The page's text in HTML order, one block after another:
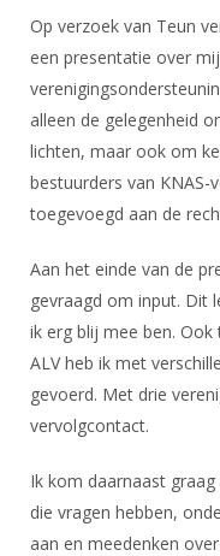
Evenement
Website
Gebruiksvoorwaarden
Handleiding
Sponsors en Partners
Organisatie
Bestuur
Commissies
Leden van Verdiensten
Vacatures
Bondsbureau
Contact
Medewerkers
Samenwerking
Lichtzwaardschermen
Wedstrijdsport
Ranglijsten
Inschrijven
Reglementen
Materiaal
Schermpaspoort
Rolstoelschermen
JPT
Oranje
DBT
FBT
SBT
Talentontwikkeling
Atletencommissie
Internationale
Internationale
Ouders en vereniging
Jeugdkampen
Brassardsysteem
Nationale opleidingen
Internationale
Opleidingen
Leraar
Voor scheidsrechters
Nieuws
Schermforum
Nieuws
Zoek Vereniging
Contact
NK organiseren
Op verzoek van Teun
een presentatie over
alleen de gelegenheid
lichten, maar ook om
bestuurders van KNAS-
toegevoegd aan de
Aan het einde van de
gevraagd om input. Dit
ik erg blij mee ben.
ALV heb ik met
gevoerd. Met drie
vervolgcontact.
Ik kom daarnaast
die vragen hebben,
aan en meedenken